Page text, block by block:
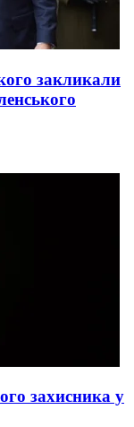
закликали
захисника у